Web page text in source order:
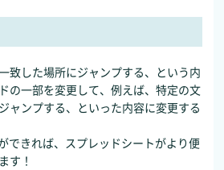
致した場所にジャンプする、という内
の一部を変更して、例えば、特定の文
ャンプする、といった内容に変更する
できれば、スプレッドシートがより便
す！